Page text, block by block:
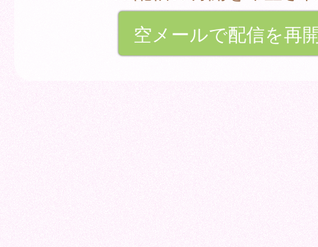
空メールで配信を再